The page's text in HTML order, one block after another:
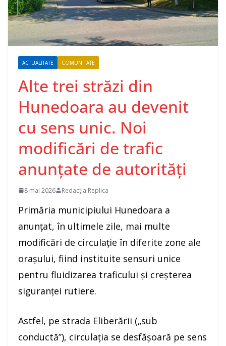
ACTUALITATE COMUNITATE
Alte trei străzi din
Hunedoara au devenit
cu sens unic. Noi
modificări de trafic
anunțate de autorități
8 mai 2026 Redacția Replica
Primăria municipiului Hunedoara a
anunțat, în ultimele zile, mai multe
modificări de circulație în diferite zone ale
orașului, fiind instituite sensuri unice
pentru fluidizarea traficului și creșterea
siguranței rutiere.
Astfel, pe strada Eliberării („sub
conductă”), circulația se desfășoară pe sens